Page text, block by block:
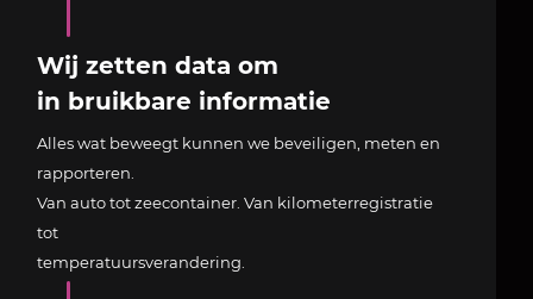
Wij zetten data om
in bruikbare informatie
Alles wat beweegt kunnen we beveiligen, meten en
rapporteren.
Van auto tot zeecontainer. Van kilometerregistratie
tot
temperatuursverandering.